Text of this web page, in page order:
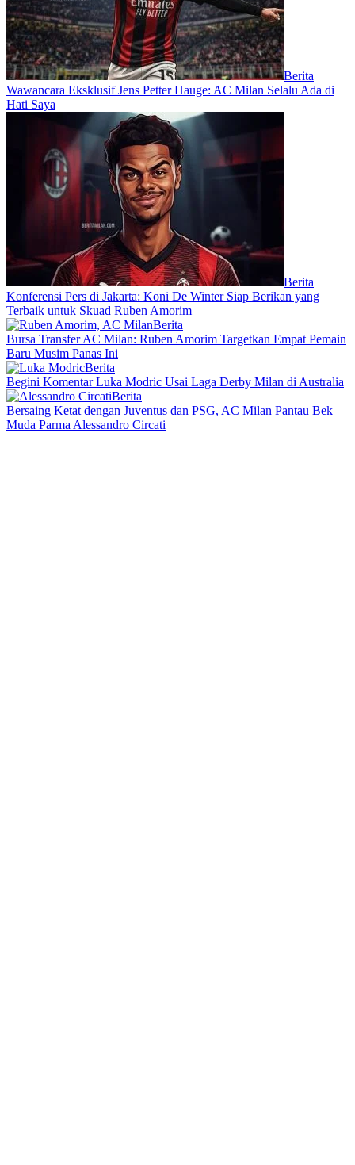
Berita
Wawancara Eksklusif Jens Petter Hauge: AC Milan Selalu Ada di
Hati Saya
Berita
Konferensi Pers di Jakarta: Koni De Winter Siap Berikan yang
Terbaik untuk Skuad Ruben Amorim
Berita
Bursa Transfer AC Milan: Ruben Amorim Targetkan Empat Pemain
Baru Musim Panas Ini
Berita
Begini Komentar Luka Modric Usai Laga Derby Milan di Australia
Berita
Bersaing Ketat dengan Juventus dan PSG, AC Milan Pantau Bek
Muda Parma Alessandro Circati